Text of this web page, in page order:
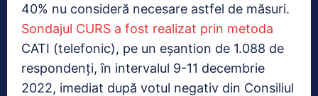
40% nu consideră necesare astfel de măsuri.
Sondajul CURS a fost realizat prin metoda
CATI (telefonic), pe un eşantion de 1.088 de
respondenţi, în intervalul 9-11 decembrie
2022, imediat după votul negativ din Consiliul